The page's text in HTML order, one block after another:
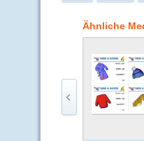
Ähnliche